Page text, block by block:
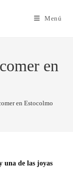
Menú
en
en Estocolmo
una de las joyas